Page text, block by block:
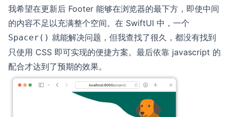
我希望在更新后 Footer 能够在浏览器的最下方，即使中间
的内容不足以充满整个空间。在 SwiftUI 中，一个
Spacer() 就能解决问题，但我查找了很久，都没有找到
只使用 CSS 即可实现的便捷方案。最后依靠 javascript 的
配合才达到了预期的效果。